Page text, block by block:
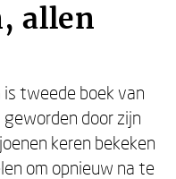
allen
is tweede boek van
geworden door zijn
keren bekeken
om opnieuw na te